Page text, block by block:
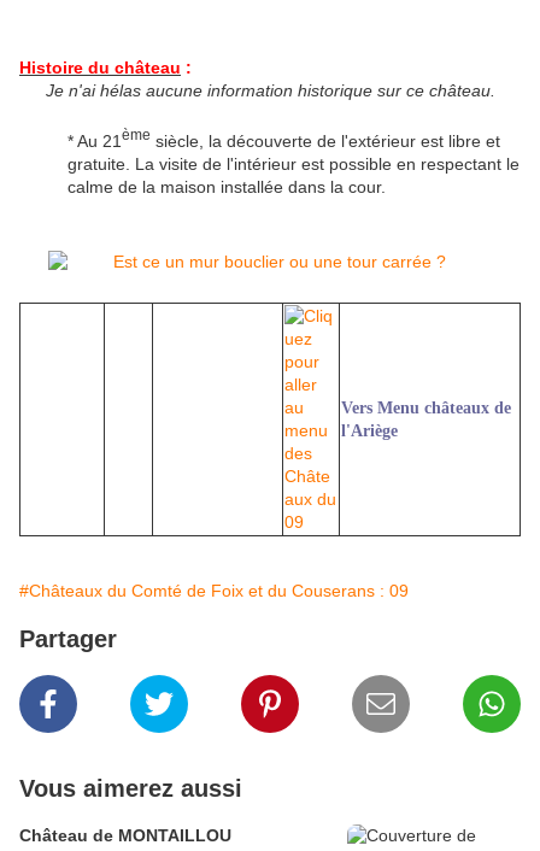
Histoire du château :
Je n'ai hélas aucune information historique sur ce château.
* Au 21 ème siècle, la découverte de l'extérieur est libre et
gratuite. La visite de l'intérieur est possible en respectant le
calme de la maison installée dans la cour.
Vers Menu châteaux de
l'Ariège
#Châteaux du Comté de Foix et du Couserans : 09
Partager
Vous aimerez aussi
Château de MONTAILLOU